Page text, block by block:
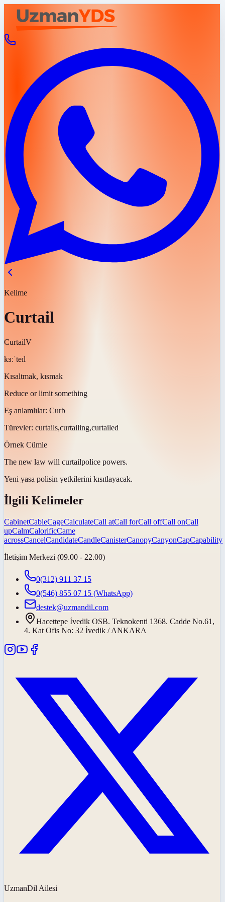
Kelime
Curtail
CurtailV
kɜːˈteɪl
Kısaltmak, kısmak
Reduce or limit something
Eş anlamlılar: Curb
Türevler: curtails,curtailing,curtailed
Örnek Cümle
The new law will curtailpolice powers.
Yeni yasa polisin yetkilerini kısıtlayacak.
İlgili Kelimeler
CabinetCableCageCalculateCall atCall forCall offCall onCall
upCalmCalorificCame
acrossCancelCandidateCandleCanisterCanopyCanyonCapCapability
İletişim Merkezi (09.00 - 22.00)
0(312) 911 37 15
0(546) 855 07 15 (WhatsApp)
destek@uzmandil.com
Hacettepe İvedik OSB. Teknokenti 1368. Cadde No.61,
4. Kat Ofis No: 32 İvedik / ANKARA
UzmanDil Ailesi